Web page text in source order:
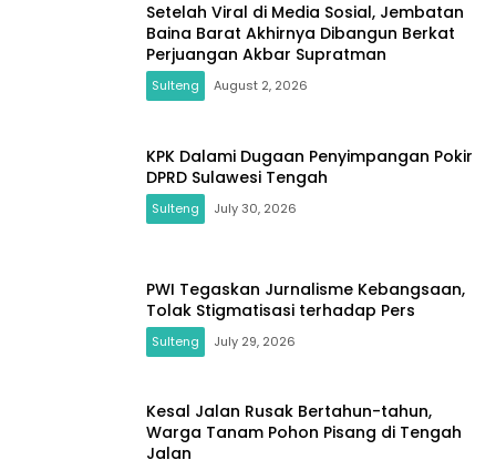
Setelah Viral di Media Sosial, Jembatan
Baina Barat Akhirnya Dibangun Berkat
Perjuangan Akbar Supratman
Sulteng August 2, 2026
KPK Dalami Dugaan Penyimpangan Pokir
DPRD Sulawesi Tengah
Sulteng July 30, 2026
PWI Tegaskan Jurnalisme Kebangsaan,
Tolak Stigmatisasi terhadap Pers
Sulteng July 29, 2026
Kesal Jalan Rusak Bertahun-tahun,
Warga Tanam Pohon Pisang di Tengah
Jalan